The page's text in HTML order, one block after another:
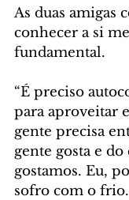
As duas amigas
conhecer a si
fundamental.
“É preciso
para aproveitar
gente precisa
gente gosta e do
gostamos. Eu,
sofro com o